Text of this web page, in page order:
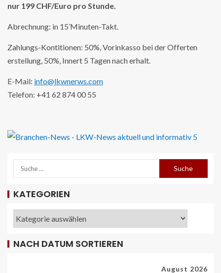
nur 199 CHF/Euro pro Stunde.
Abrechnung: in 15’Minuten-Takt.
Zahlungs-Kontitionen: 50%, Vorinkasso bei der Offerten
erstellung, 50%, Innert 5 Tagen nach erhalt.
E-Mail: info@lkwnerws.com
Telefon: +41 62 874 00 55
KATEGORIEN
NACH DATUM SORTIEREN
August 2026
REISECAR- UND LINIENBUS-PRODUZENTEN